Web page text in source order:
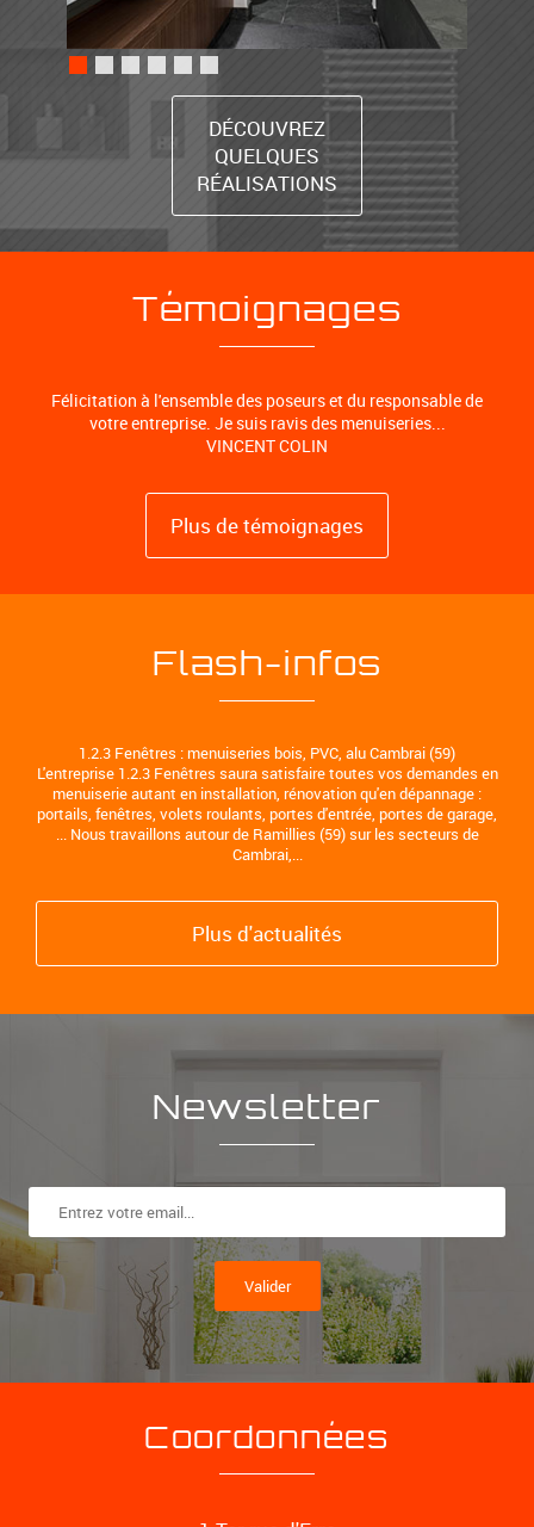
DÉCOUVREZ
QUELQUES
RÉALISATIONS
Témoignages
Félicitation à l'ensemble des poseurs et du responsable de
votre entreprise. Je suis ravis des menuiseries...
VINCENT COLIN
Plus de témoignages
Flash-infos
1.2.3 Fenêtres : menuiseries bois, PVC, alu Cambrai (59)
L'entreprise 1.2.3 Fenêtres saura satisfaire toutes vos demandes en
menuiserie autant en installation, rénovation qu'en dépannage :
portails, fenêtres, volets roulants, portes d'entrée, portes de garage,
... Nous travaillons autour de Ramillies (59) sur les secteurs de
Cambrai,...
Plus d'actualités
Newsletter
Valider
Coordonnées